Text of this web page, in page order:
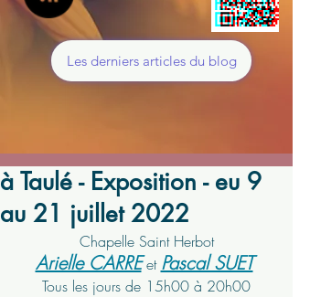
Les derniers articles du blog
à Taulé - Exposition - eu 9
au 21 juillet 2022
Chapelle Saint Herbot
Arielle CARRE et Pascal SUET
Tous les jours de 15h00 à 20h00